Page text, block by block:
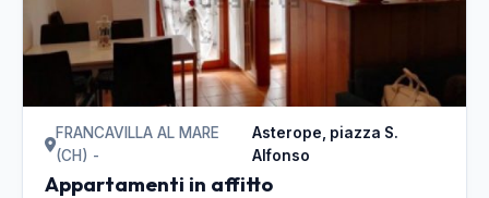
FRANCAVILLA AL MARE
(CH) -
Asterope, piazza S.
Alfonso
Appartamenti in affitto